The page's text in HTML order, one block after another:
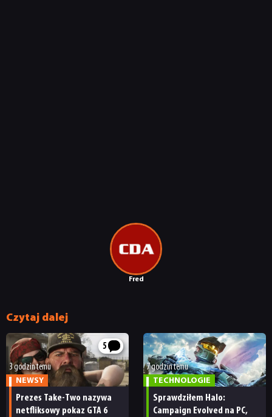
TECHNOLOGIE
DYSKUSJE
SKLEP
Fred
Czytaj dalej
5
3 godzin temu
NEWSY
Prezes Take-Two nazywa
netfliksowy pokaz GTA 6
7 godzin temu
TECHNOLOGIE
Sprawdziłem Halo:
Campaign Evolved na PC,